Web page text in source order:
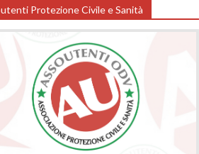
Protezione Civile e Sanità